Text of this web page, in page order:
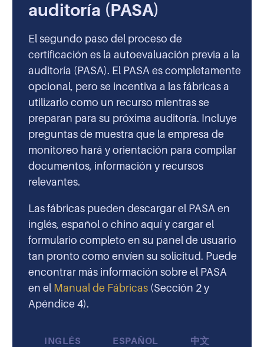
auditoría (PASA)
El segundo paso del proceso de
certificación es la autoevaluación previa a la
auditoría (PASA). El PASA es completamente
opcional, pero se incentiva a las fábricas a
utilizarlo como un recurso mientras se
preparan para su próxima auditoría. Incluye
preguntas de muestra que la empresa de
monitoreo hará y orientación para compilar
documentos, información y recursos
relevantes.
Las fábricas pueden descargar el PASA en
inglés, español o chino aquí y cargar el
formulario completo en su panel de usuario
tan pronto como envíen su solicitud. Puede
encontrar más información sobre el PASA
en el Manual de Fábricas (Sección 2 y
Apéndice 4).
INGLÉS ESPAÑOL 中文